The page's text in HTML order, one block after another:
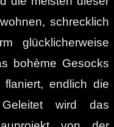
schrecklich
glücklicherweise
bohème Gesocks
endlich die
Geleitet wird das